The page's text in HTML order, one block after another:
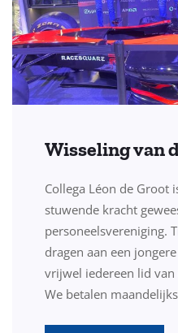
Wisseling van
Collega Léon de Groot
stuwende kracht
personeelsvereniging.
dragen aan een
vrijwel iedereen lid
We betalen